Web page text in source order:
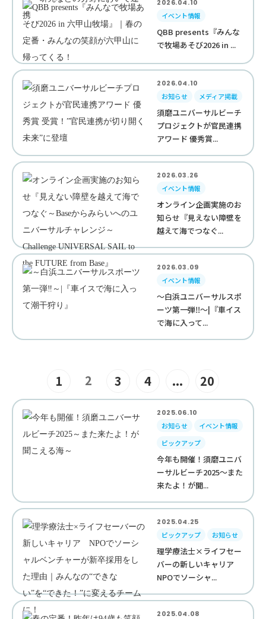
2026.04.10
イベント情報
QBB presents『みんな
で牧場あそび2026 in ...
2026.04.10
お知らせ
メディア掲載
須磨ユニバーサルビーチ
プロジェクトが官民連携
アワード 優秀賞...
2026.03.26
イベント情報
オンライン企画実施のお
知らせ『見えない障壁を
越えて海でつなぐ...
2026.03.09
イベント情報
～白浜ユニバーサルスポ
ーツ第一弾‼︎～|『車イス
で海に入って...
1 2 3 4 ... 20
2025.06.10
お知らせ
イベント情報
ピックアップ
今年も開催！須磨ユニバ
ーサルビーチ2025～また
来たよ！が聞...
2025.04.25
ピックアップ
お知らせ
理学療法士×ライフセー
バーの新しいキャリア
NPOでソーシャ...
2025.04.08